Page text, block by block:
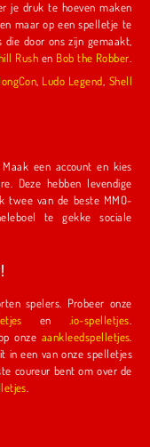
te hoeven maken
maar op een spelletje te
Uphill Rush en Bob the Robber
Ludo Legend Shell
een account en kies
hebben levendige
twee van de beste MMO-
spelers. Probeer onze
en .io-spelletjes
Fashionista's van alle leeftijden zullen dol zijn op onze aankleedspelletjes
bent om over de